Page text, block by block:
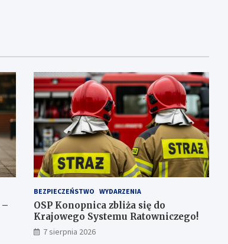
BEZPIECZEŃSTWO WYDARZENIA
OSP Konopnica zbliża się do
Krajowego Systemu Ratowniczego!
7 sierpnia 2026